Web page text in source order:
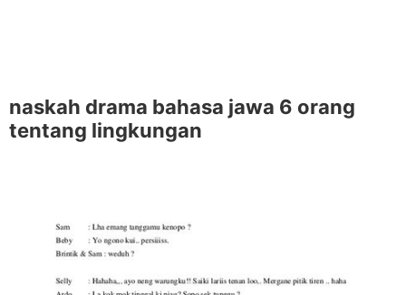
naskah drama bahasa jawa 6 orang
tentang lingkungan